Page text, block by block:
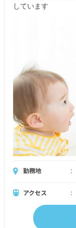
しています
勤務地
アクセス